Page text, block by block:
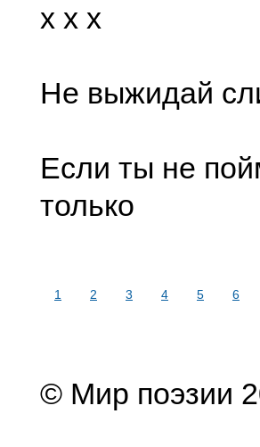
x x x
Не выжидай
Если ты не
только
1 2 3 4 5 6
© Мир поэзии